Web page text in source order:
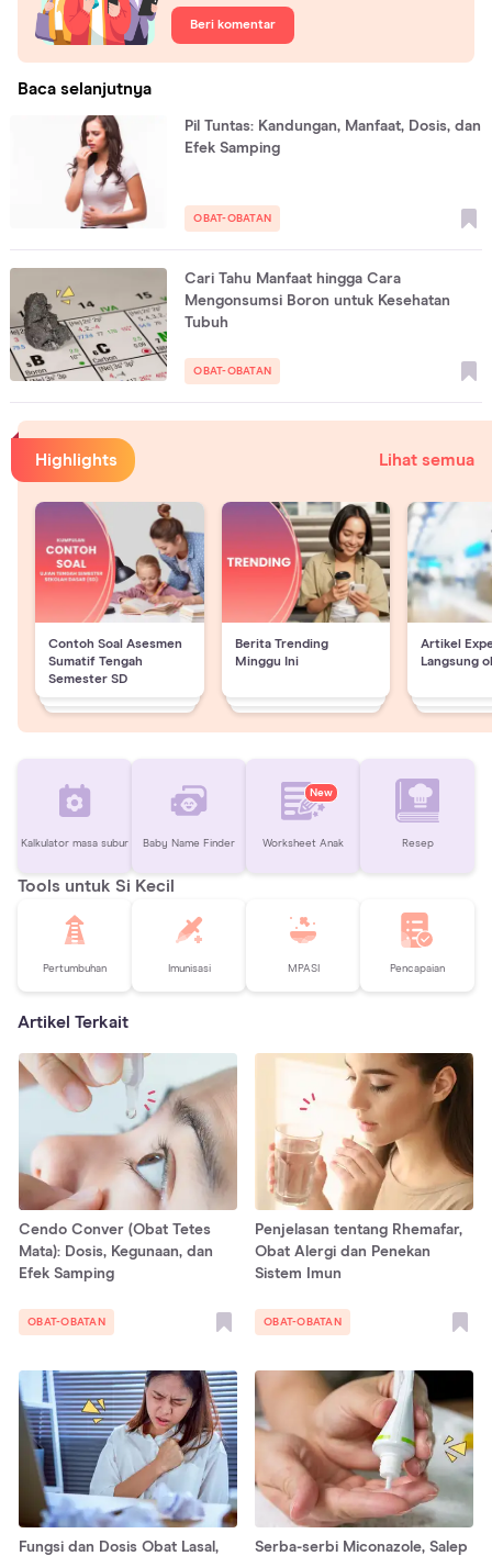
Beri komentar
Baca selanjutnya
Pil Tuntas: Kandungan, Manfaat, Dosis, dan
Efek Samping
OBAT-OBATAN
Cari Tahu Manfaat hingga Cara
Mengonsumsi Boron untuk Kesehatan
Tubuh
OBAT-OBATAN
Highlights Lihat semua
Contoh Soal Asesmen
Sumatif Tengah
Semester SD
Berita Trending
Minggu Ini
Artikel
Langsung
Kalkulator masa subur Baby Name Finder
New
Worksheet Anak Resep
Tools untuk Si Kecil
Pertumbuhan Imunisasi MPASI Pencapaian
Artikel Terkait
Cendo Conver (Obat Tetes
Mata): Dosis, Kegunaan, dan
Efek Samping
OBAT-OBATAN
Penjelasan tentang Rhemafar,
Obat Alergi dan Penekan
Sistem Imun
OBAT-OBATAN
Fungsi dan Dosis Obat Lasal,
Serba-serbi Miconazole, Salep